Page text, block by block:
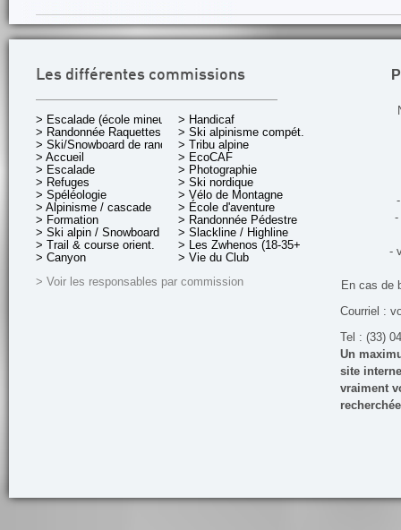
Les différentes commissions
> Escalade (école mineurs)
> Randonnée Raquettes
> Ski/Snowboard de rando.
> Accueil
> Escalade
> Refuges
> Spéléologie
> Alpinisme / cascade
> Formation
> Ski alpin / Snowboard
> Trail & course orient.
> Canyon
> Handicaf
> Ski alpinisme compét.
> Tribu alpine
> EcoCAF
> Photographie
> Ski nordique
> Vélo de Montagne
> École d'aventure
> Randonnée Pédestre
> Slackline / Highline
> Les Zwhenos (18-35+ ans)
> Vie du Club
> Voir les responsables par commission
-
-
En cas de
Courriel :
Tel : (33)
Un
site
vraiment